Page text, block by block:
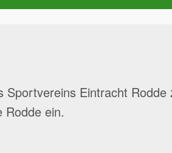
Eintracht
Rodde ein.